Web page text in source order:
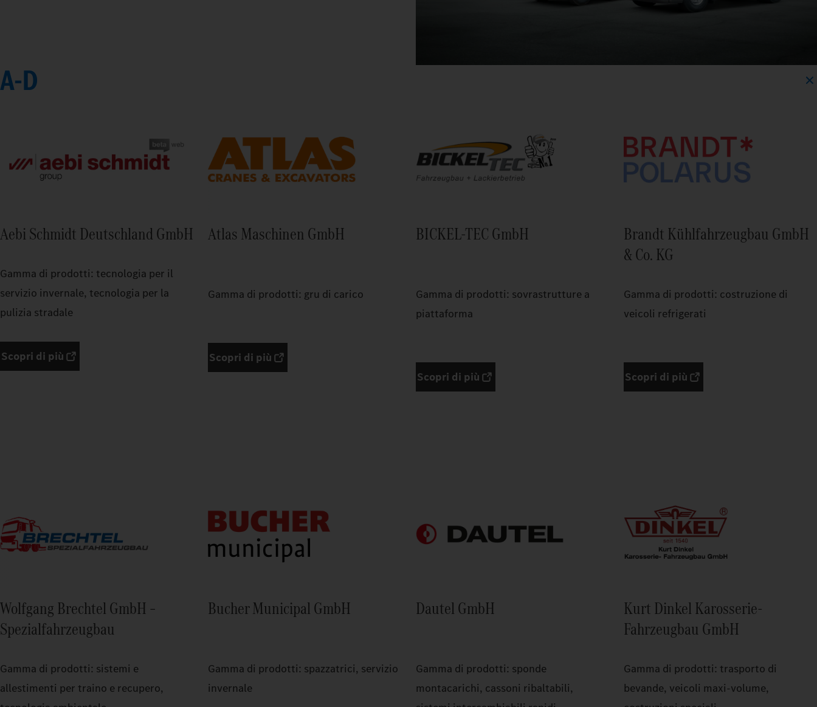
A-D
Aebi Schmidt Deutschland GmbH
Gamma di prodotti: tecnologia per il
servizio invernale, tecnologia per la
pulizia stradale
Scopri di più
Atlas Maschinen GmbH
Gamma di prodotti: gru di carico
Scopri di più
BICKEL-TEC GmbH
Gamma di prodotti: sovrastrutture a
piattaforma
Scopri di più
Brandt Kühlfahrzeugbau GmbH
& Co. KG
Gamma di prodotti: costruzione di
veicoli refrigerati
Scopri di più
Wolfgang Brechtel GmbH –
Spezialfahrzeugbau
Gamma di prodotti: sistemi e
allestimenti per traino e recupero,
Bucher Municipal GmbH
Gamma di prodotti: spazzatrici, servizio
invernale
Dautel GmbH
Gamma di prodotti: sponde
montacarichi, cassoni ribaltabili,
Kurt Dinkel Karosserie-
Fahrzeugbau GmbH
Gamma di prodotti: trasporto di
bevande, veicoli maxi-volume,